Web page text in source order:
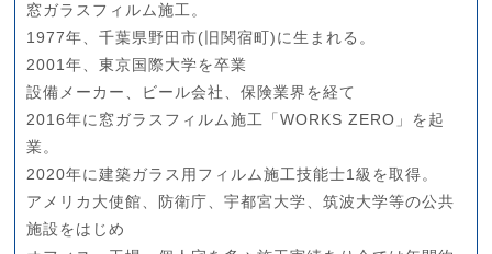
窓ガラスフィルム施工。
1977年、千葉県野田市(旧関宿町)に生まれる。
2001年、東京国際大学を卒業
設備メーカー、ビール会社、保険業界を経て
2016年に窓ガラスフィルム施工「WORKS ZERO」を起
業。
2020年に建築ガラス用フィルム施工技能士1級を取得。
アメリカ大使館、防衛庁、宇都宮大学、筑波大学等の公共
施設をはじめ